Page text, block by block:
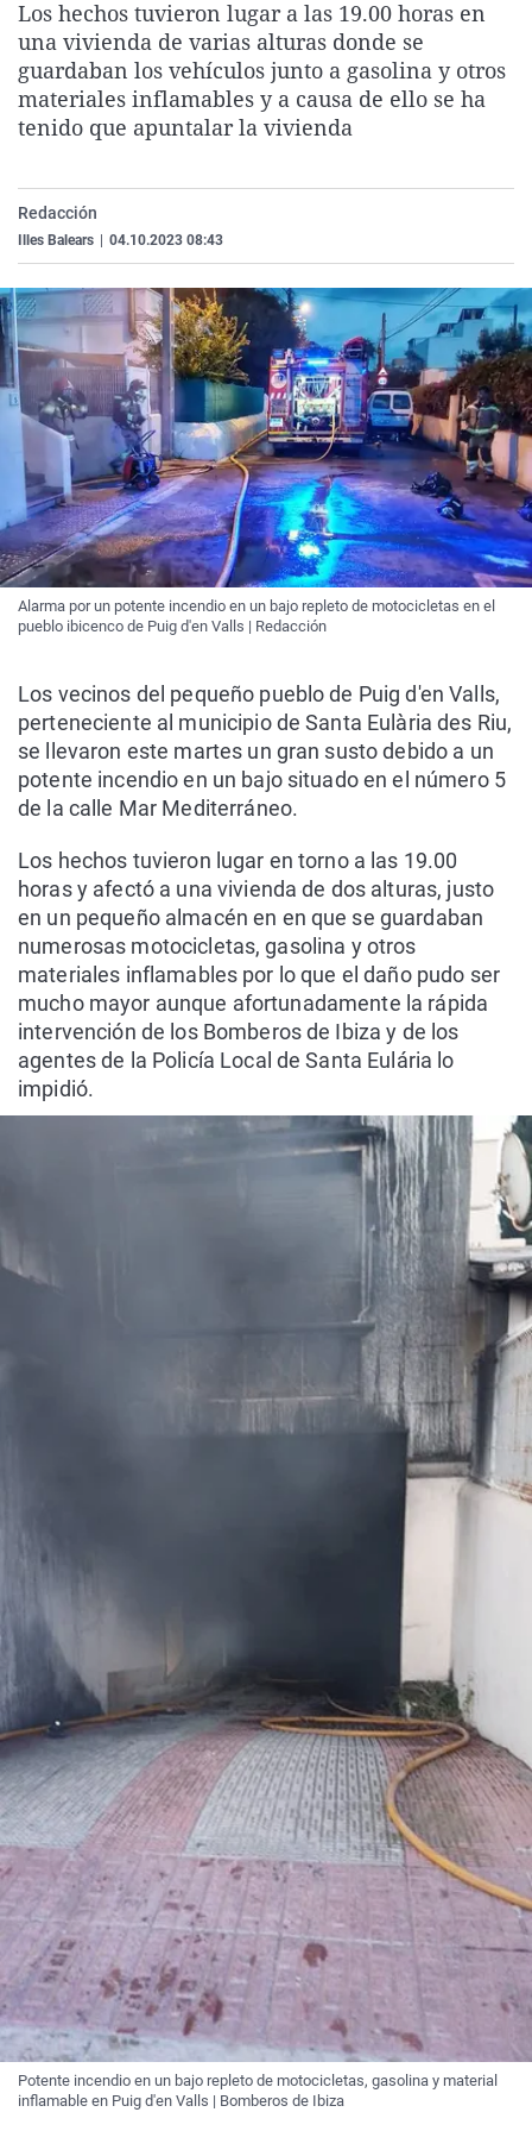
La rosa de los vientos
Gente viajera
Como el perro y el
Caso
Retornados
Equipo de
Extremadura
Galicia
La Rioja
País Vasco
Virales
Televisión
Elecciones
Los hechos tuvieron lugar a las 19.00 horas en
una vivienda de varias alturas donde se
guardaban los vehículos junto a gasolina y otros
materiales inflamables y a causa de ello se ha
tenido que apuntalar la vivienda
Redacción
Illes Balears 04.10.2023 08:43
Alarma por un potente incendio en un bajo repleto de motocicletas en el
pueblo ibicenco de Puig d'en Valls | Redacción
Los vecinos del pequeño pueblo de Puig d'en Valls,
perteneciente al municipio de Santa Eulària des Riu,
se llevaron este martes un gran susto debido a un
potente incendio en un bajo situado en el número 5
de la calle Mar Mediterráneo.
Los hechos tuvieron lugar en torno a las 19.00
horas y afectó a una vivienda de dos alturas, justo
en un pequeño almacén en en que se guardaban
numerosas motocicletas, gasolina y otros
materiales inflamables por lo que el daño pudo ser
mucho mayor aunque afortunadamente la rápida
intervención de los Bomberos de Ibiza y de los
agentes de la Policía Local de Santa Eulária lo
impidió.
Potente incendio en un bajo repleto de motocicletas, gasolina y material
inflamable en Puig d'en Valls | Bomberos de Ibiza